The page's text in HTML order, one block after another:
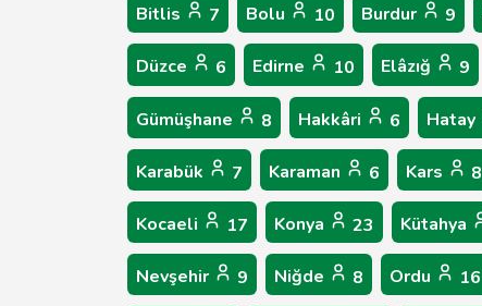
Bitlis 7 Bolu 10 Burdur 9
Düzce 6 Edirne 10 Elâzığ 9
Gümüşhane 8 Hakkâri 6 Hatay
Karabük 7 Karaman 6 Kars 8
Kocaeli 17 Konya 23 Kütahya
Nevşehir 9 Niğde 8 Ordu 16